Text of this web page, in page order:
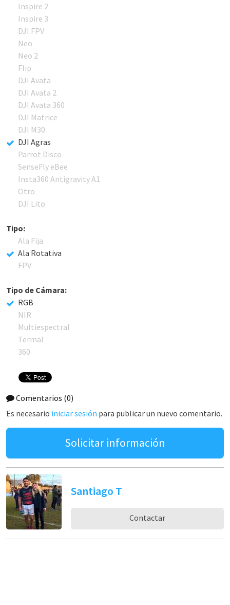
Inspire 2
Inspire 3
DJI FPV
Neo
Neo 2
Flip
DJI Avata
DJI Avata 2
DJI Avata 360
DJI Matrice
DJI M30
DJI Agras
Parrot Disco
SenseFly eBee
Insta360 Antigravity A1
Otro
DJI Lito
Tipo:
Ala Fija
Ala Rotativa
FPV
Tipo de Cámara:
RGB
NIR
Multiespectral
Termal
360
Comentarios (0)
Es necesario iniciar sesión para publicar un nuevo comentario.
Solicitar información
Santiago T
Contactar